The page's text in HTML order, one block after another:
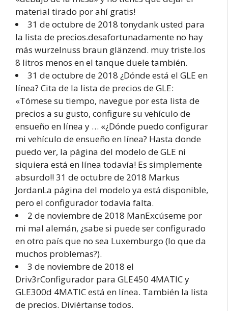
material tirado por ahí gratis!
31 de octubre de 2018 tonydank usted para
la lista de precios.desafortunadamente no hay
más wurzelnuss braun glänzend. muy triste.los
8 litros menos en el tanque duele también.
31 de octubre de 2018 ¿Dónde está el GLE en
línea? Cita de la lista de precios de GLE:
«Tómese su tiempo, navegue por esta lista de
precios a su gusto, configure su vehículo de
ensueño en línea y … «¿Dónde puedo configurar
mi vehículo de ensueño en línea? Hasta donde
puedo ver, la página del modelo de GLE ni
siquiera está en línea todavía! Es simplemente
absurdo!! 31 de octubre de 2018 Markus
JordanLa página del modelo ya está disponible,
pero el configurador todavía falta.
2 de noviembre de 2018 ManExcúseme por
mi mal alemán, ¿sabe si puede ser configurado
en otro país que no sea Luxemburgo (lo que da
muchos problemas?).
3 de noviembre de 2018 el
Driv3rConfigurador para GLE450 4MATIC y
GLE300d 4MATIC está en línea. También la lista
de precios. Diviértanse todos.